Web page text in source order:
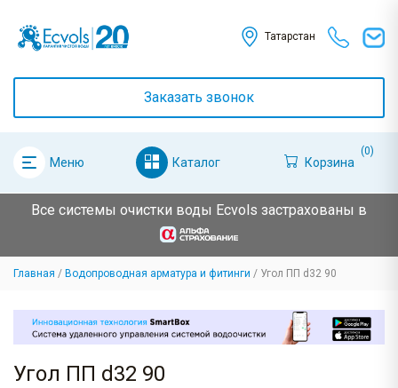
Татарстан
Заказать звонок
Меню Каталог Корзина
(0)
Все системы очистки воды Ecvols застрахованы в
Главная Водопроводная арматура и фитинги Угол ПП d32 90
Угол ПП d32 90